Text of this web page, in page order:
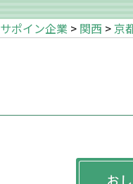
サポイン企業 > 関西 >京